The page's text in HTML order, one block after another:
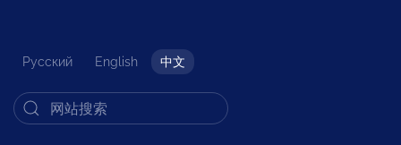
Русский English 中文